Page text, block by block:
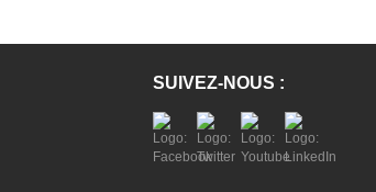
SUIVEZ-NOUS :